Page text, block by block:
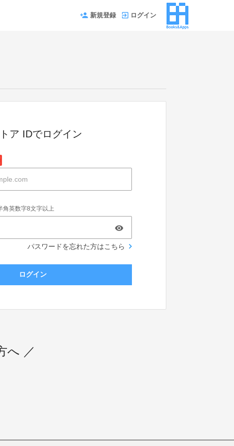
新規登録 ログイン
ア IDでログイン
英数字8文字以上
パスワードを忘れた方はこちら
ログイン
へ ／